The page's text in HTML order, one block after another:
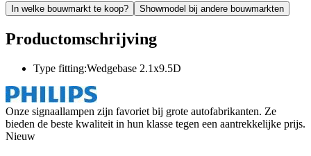
In welke bouwmarkt te koop? Showmodel bij andere bouwmarkten
Productomschrijving
Type fitting:Wedgebase 2.1x9.5D
Onze signaallampen zijn favoriet bij grote autofabrikanten. Ze
bieden de beste kwaliteit in hun klasse tegen een aantrekkelijke prijs.
Nieuw